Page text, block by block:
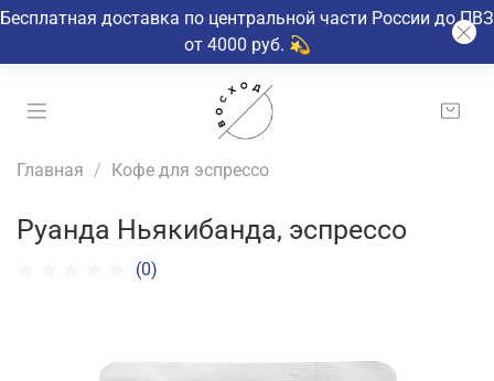
Бесплатная доставка по центральной части России до ПВЗ
от 4000 руб. 💫
Главная Кофе для эспрессо
Руанда Ньякибанда, эспрессо
(0)